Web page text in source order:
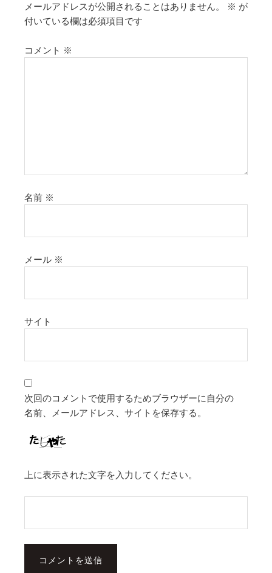
メールアドレスが公開されることはありません。 ※ が
付いている欄は必須項目です
コメント ※
名前 ※
メール ※
サイト
次回のコメントで使用するためブラウザーに自分の
名前、メールアドレス、サイトを保存する。
上に表示された文字を入力してください。